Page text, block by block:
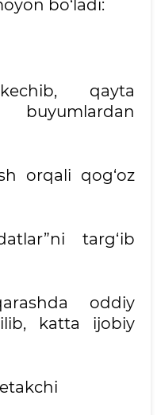
bo‘ladi:
qayta
orqali qog‘oz
targ‘ib
oddiy
katta ijobiy